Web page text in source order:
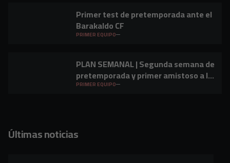
Primer test de pretemporada ante el
Barakaldo CF
PRIMER EQUIPO
PLAN SEMANAL | Segunda semana de
pretemporada y primer amistoso a la
vista
PRIMER EQUIPO
Últimas noticias